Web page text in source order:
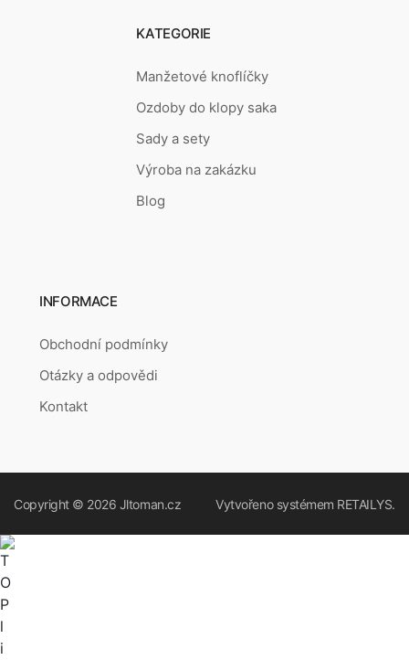
KATEGORIE
Manžetové knoflíčky
Ozdoby do klopy saka
Sady a sety
Výroba na zakázku
Blog
INFORMACE
Obchodní podmínky
Otázky a odpovědi
Kontakt
Copyright © 2026 Jltoman.cz Vytvořeno systémem RETAILYS.